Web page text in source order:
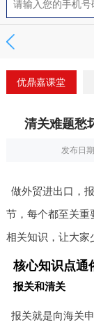
优鼎嘉课堂
清关难题愁
发布日
做外贸进出口，
节，每个都至关重
相关知识，让大家
核心知识点通
报关和清关
报关就是向海关